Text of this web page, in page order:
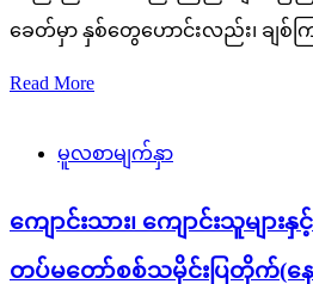
ခေတ်မှာ နှစ်တွေဟောင်းလည်း၊ ချစ်
Read More
မူလစာမျက်နှာ
ကျောင်းသား၊ ကျောင်းသူများ
တပ်မတော်စစ်သမိုင်းပြတိုက်(န